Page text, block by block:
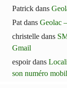
Patrick dans
Pat dans Geolac
christelle dans
Gmail
espoirdans
son numéro